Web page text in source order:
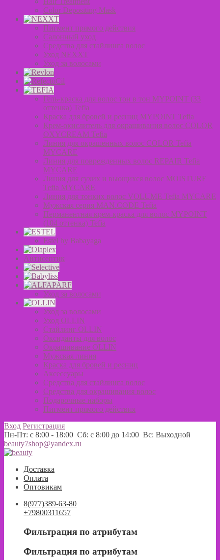
Color Depositing Mask
Пигмент прямого действия
Салонный уход
Средства для стайлинга волос
Уход NEXXT
Уход за волосами
Гель-краска для волос тон в тон MYPOINT (33
оттенка) Tefia
Краска для бровей и ресниц MYPOINT Tefia
Крем-окислитель для окрашивания волос COLOR
OXYCREAM Tefia
Линия для окрашенных волос COLOR Tefia
MYCARE
Линия для поврежденных волос REPAIR Tefia
MYCARE
Линия для сухих и вьющихся волос MOISTURE
Tefia MYCARE
Линия для тонких волос VOLUME Tefia MYCARE
Мужская серия MAN.CODE Tefia
Перманентная крем-краска для волос MYPOINT
(104 оттенка) Tefia
Estel by Babayaga
Антисептик
Уход за волосами
Уход за волосами
Уход OLLIN
Стайлинг OLLIN
Оксиданты для волос
Окрашивание OLLIN
Мужская линия
Краска для бровей и ресниц
Аксессуары
Средства для стайлинга волос
Средства для окрашивания волос
Подарочные наборы
Пигмент прямого действия
Вход Регистрация
Пн-Пт: с 8:00 - 18:00 Сб: с 8:00 до 14:00 Вс: Выходной
beauty7shop@yandex.ru
Перейти
навигации
Перейти
содержимому
Доставка
Оплата
Оптовикам
8(977)389-63-80
+79800311657
Фильтрация по атрибутам
Фильтрация по атрибутам